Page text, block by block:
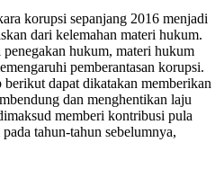
korupsi sepanjang 2016 menjadi
dari kelemahan materi hukum.
hukum, materi hukum
pemberantasan korupsi.
dapat dikatakan memberikan
dan menghentikan laju
memberi kontribusi pula
tahun-tahun sebelumnya,